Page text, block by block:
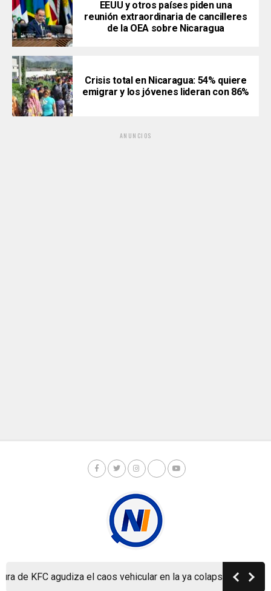
KFC agudiza el caos vehicular en la ya colapsada Carretera a
EEUU y otros países piden una
reunión extraordinaria de cancilleres
de la OEA sobre Nicaragua
Crisis total en Nicaragua: 54% quiere
emigrar y los jóvenes lideran con 86%
ANUNCIOS
Copyright © Nicaragua Investiga 2024